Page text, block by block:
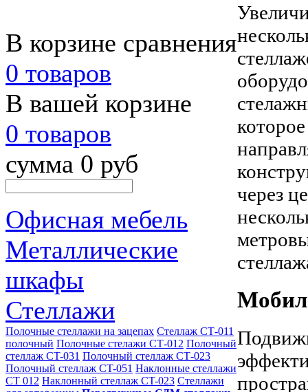
В корзине сравнения
0 товаров
В вашей корзине
0 товаров
сумма 0 руб
Офисная мебель
Металлические
шкафы
Стеллажи
Полочные стеллажи на зацепах Стеллаж СТ-011
полочный Полочные стелажи СТ-012 Полочный
стеллаж CT-031 Полочный стеллаж СТ-023
Полочный стеллаж CT-051 Наклонные стеллажи
СТ 012 Наклонный стеллаж CT-023 Стеллажи
через